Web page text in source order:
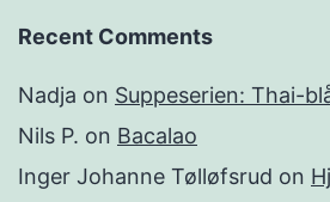
Recent Comments
Nadja on Suppeserien: Thai-
Nils P. on Bacalao
Inger Johanne Tølløfsrud on